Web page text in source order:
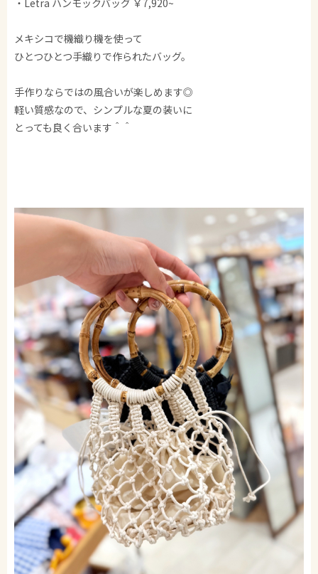
・Letra ハンモックバッグ ￥7,920~
メキシコで機織り機を使って
ひとつひとつ手織りで作られたバッグ。
手作りならではの風合いが楽しめます◎
軽い質感なので、シンプルな夏の装いに
とっても良く合います＾＾